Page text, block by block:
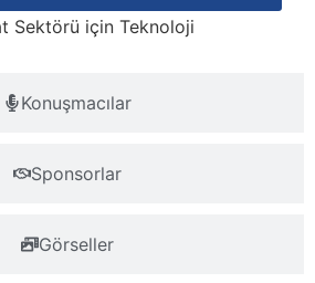
Konuşmacılar
Sponsorlar
Görseller